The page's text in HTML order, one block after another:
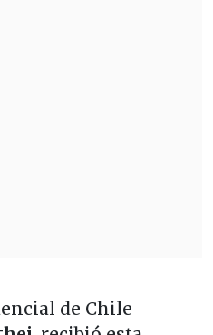
de Chile